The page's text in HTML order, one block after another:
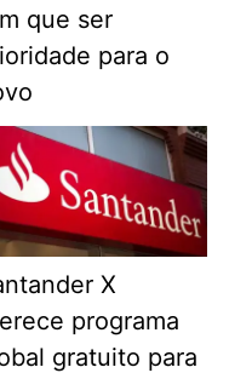
que ser
para o
X
programa
gratuito para